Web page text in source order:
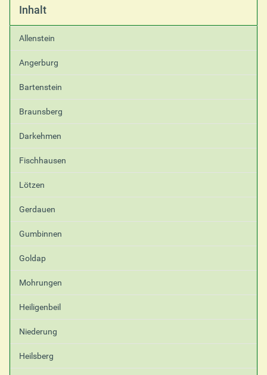
t
p
e
z
i
f
i
s
c
h
e
A
k
t
i
o
n
e
n
Inhalt
Allenstein
Angerburg
Bartenstein
Braunsberg
Darkehmen
Fischhausen
Lötzen
Gerdauen
Gumbinnen
Goldap
Mohrungen
Heiligenbeil
Niederung
Heilsberg